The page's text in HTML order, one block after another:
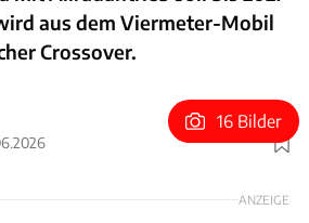
aus dem Viermeter-Mobil
Crossover.
Foto: Fiat
16 Bilder
ANZEIGE